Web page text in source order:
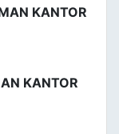
KANTOR
KANTOR